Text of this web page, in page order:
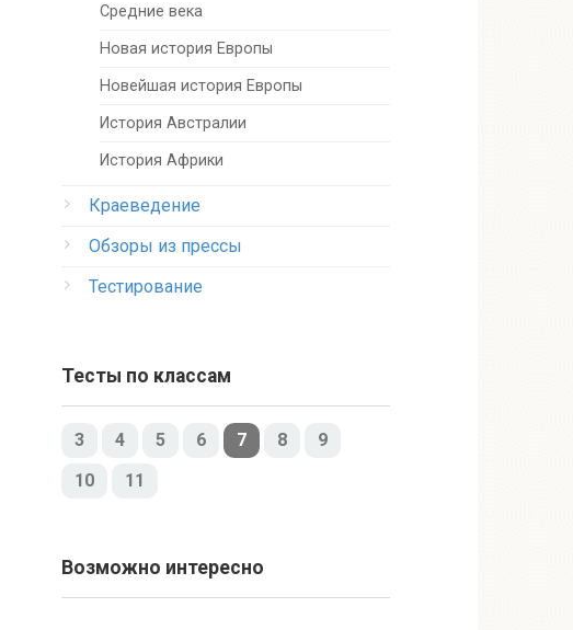
Средние века
Новая история Европы
Новейшая история Европы
История Австралии
История Африки
Краеведение
Обзоры из прессы
Тестирование
Тесты по классам
3 4 5 6 7 8
9
10
11
Возможно интересно